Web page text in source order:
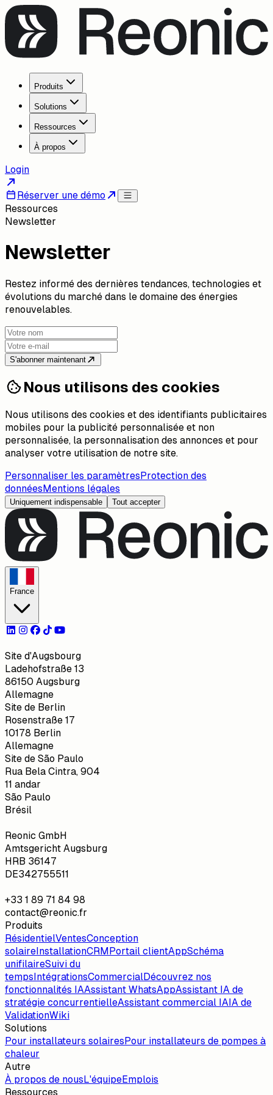
Produits
Solutions
Ressources
À propos
Login
Réserver une démo
Ressources
Newsletter
Newsletter
Restez informé des dernières tendances, technologies et
évolutions du marché dans le domaine des énergies
renouvelables.
S'abonner maintenant
Nous utilisons des cookies
Nous utilisons des cookies et des identifiants publicitaires
mobiles pour la publicité personnalisée et non
personnalisée, la personnalisation des annonces et pour
analyser votre utilisation de notre site.
Personnaliser les paramètres Protection des
données Mentions légales
Uniquement indispensable Tout accepter
France
Site d'Augsbourg
Ladehofstraße 13
86150 Augsburg
Allemagne
Site de Berlin
Rosenstraße 17
10178 Berlin
Allemagne
Site de São Paulo
Rua Bela Cintra, 904
11 andar
São Paulo
Brésil
Reonic GmbH
Amtsgericht Augsburg
HRB 36147
DE342755511
+33 1 89 71 84 98
contact@reonic.fr
Produits
RésidentielVentesConception
solaireInstallationCRMPortail clientAppSchéma
unifilaireSuivi du
tempsIntégrationsCommercialDécouvrez nos
fonctionnalités IAAssistant WhatsAppAssistant IA de
stratégie concurrentielleAssistant commercial IAIA de
ValidationWiki
Solutions
Pour installateurs solairesPour installateurs de pompes à
chaleur
Autre
À propos de nousL'équipeEmplois
Ressources